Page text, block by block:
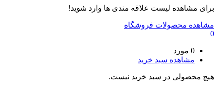
برای مشاهده لیست علاقه مندی ها وارد شوید!
مشاهده محصولات فروشگاه
0
0 مورد
مشاهده سبد خرید
هیچ محصولی در سبد خرید نیست.